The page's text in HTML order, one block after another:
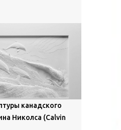
...
его картин
незаконченный
усиливается его
использования
всех работ,
–
artist/takayuki-
канадского
Николса (Calvin